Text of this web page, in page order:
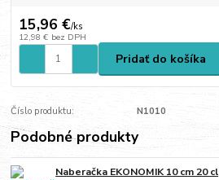
15,96 €/ks
12,98 € bez DPH
Pridať do košíka
Číslo produktu: N1010
Podobné produkty
Naberačka EKONOMIK 10 cm 20 cl